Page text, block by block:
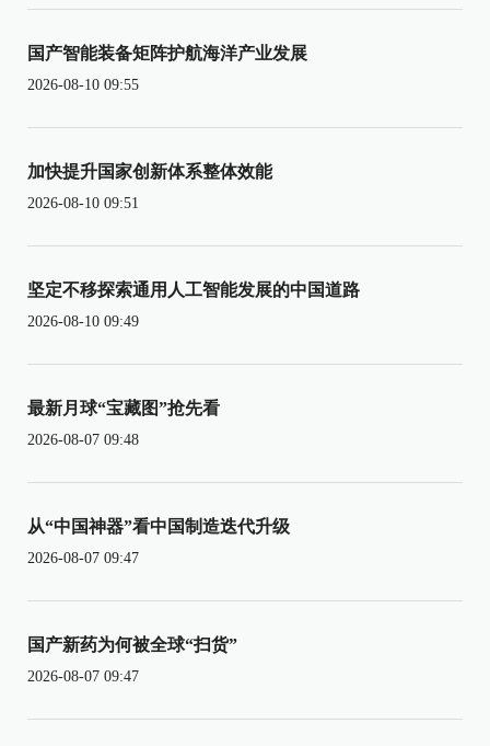
国产智能装备矩阵护航海洋产业发展
2026-08-10 09:55
加快提升国家创新体系整体效能
2026-08-10 09:51
坚定不移探索通用人工智能发展的中国道路
2026-08-10 09:49
最新月球“宝藏图”抢先看
2026-08-07 09:48
从“中国神器”看中国制造迭代升级
2026-08-07 09:47
国产新药为何被全球“扫货”
2026-08-07 09:47